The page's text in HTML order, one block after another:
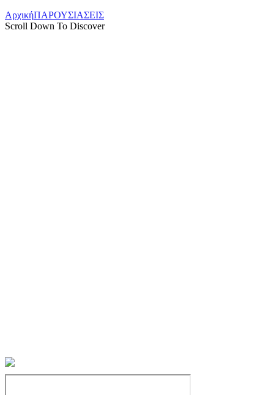
ΑρχικήΠΑΡΟΥΣΙΑΣΕΙΣ
Scroll Down To Discover